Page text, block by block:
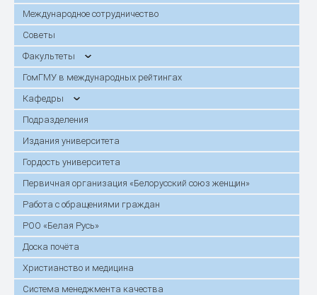
Международное сотрудничество
Советы
Факультеты
ГомГМУ в международных рейтингах
Кафедры
Подразделения
Издания университета
Гордость университета
Первичная организация «Белорусский союз женщин»
Работа с обращениями граждан
РОО «Белая Русь»
Доска почёта
Христианство и медицина
Система менеджмента качества